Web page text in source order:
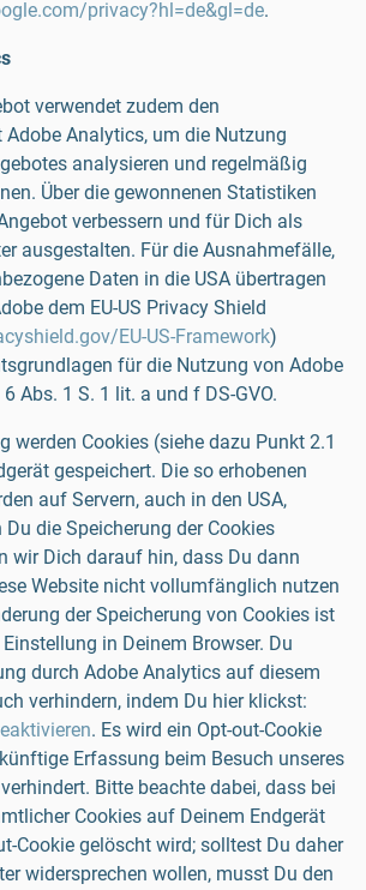
privacy?hl=de&gl=de.
verwendet zudem den
Analytics, um die Nutzung
analysieren und regelmäßig
Über die gewonnenen Statistiken
verbessern und für Dich als
ausgestalten. Für die Ausnahmefälle,
Daten in die USA übertragen
dem EU-US Privacy Shield
EU-US-Framework)
für die Nutzung von Adobe
Abs. 1 S. 1 lit. a und f DS-GVO.
werden Cookies (siehe dazu Punkt 2.1
gespeichert. Die so erhobenen
auf Servern, auch in den USA,
Du die Speicherung der Cookies
wir Dich darauf hin, dass Du dann
Website nicht vollumfänglich nutzen
der Speicherung von Cookies ist
in Deinem Browser. Du
durch Adobe Analytics auf diesem
verhindern, indem Du hier klickst:
. Es wird ein Opt-out-Cookie
Erfassung beim Besuch unseres
Bitte beachte dabei, dass bei
Cookies auf Deinem Endgerät
Cookie gelöscht wird; solltest Du daher
widersprechen wollen, musst Du den